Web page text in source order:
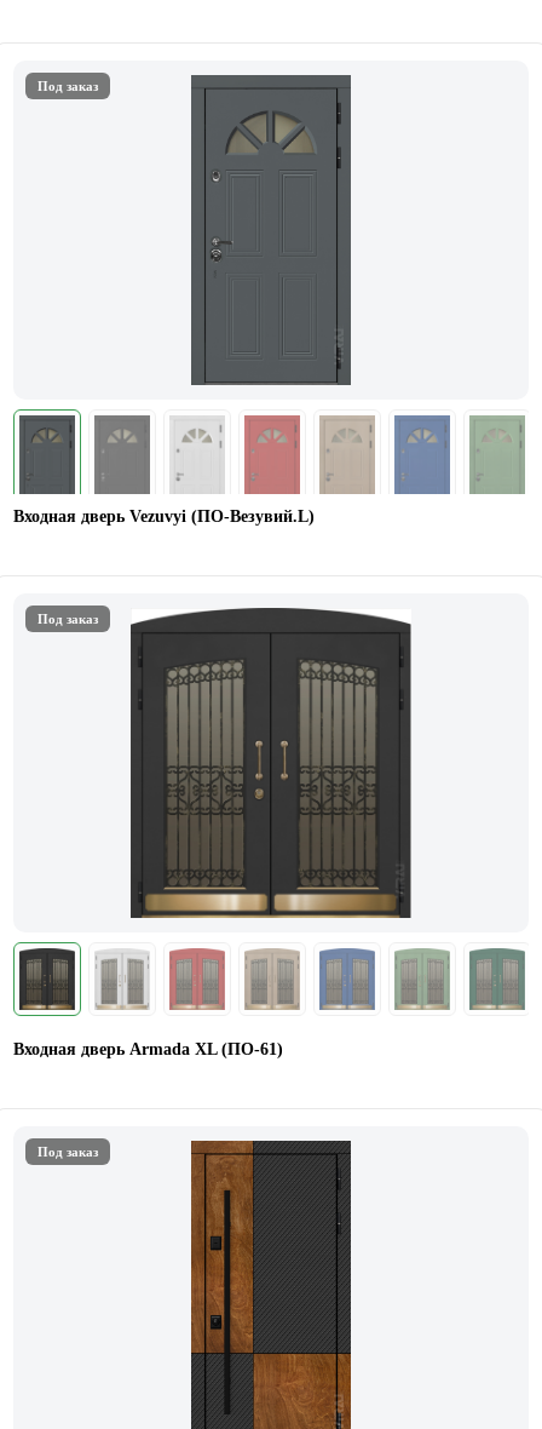
Под заказ
Входная дверь Vezuvyi (ПО-Везувий.L)
Под заказ
Входная дверь Armada XL (ПО-61)
Под заказ